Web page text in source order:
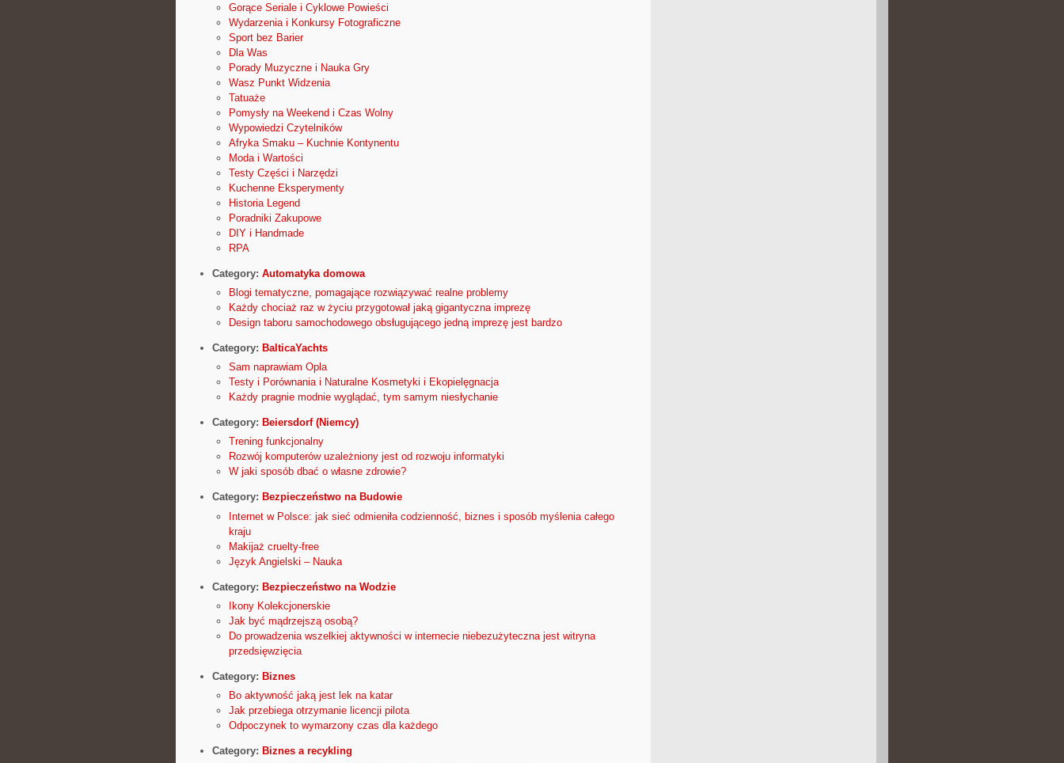
Gorące Seriale i Cyklowe Powieści
Wydarzenia i Konkursy Fotograficzne
Sport bez Barier
Dla Was
Porady Muzyczne i Nauka Gry
Wasz Punkt Widzenia
Tatuaże
Pomysły na Weekend i Czas Wolny
Wypowiedzi Czytelników
Afryka Smaku – Kuchnie Kontynentu
Moda i Wartości
Testy Części i Narzędzi
Kuchenne Eksperymenty
Historia Legend
Poradniki Zakupowe
DIY i Handmade
RPA
Category: Automatyka domowa
Blogi tematyczne, pomagające rozwiązywać realne problemy
Każdy chociaż raz w życiu przygotował jaką gigantyczna imprezę
Design taboru samochodowego obsługującego jedną imprezę jest bardzo
Category: BalticaYachts
Sam naprawiam Opla
Testy i Porównania i Naturalne Kosmetyki i Ekopielęgnacja
Każdy pragnie modnie wyglądać, tym samym niesłychanie
Category: Beiersdorf (Niemcy)
Trening funkcjonalny
Rozwój komputerów uzależniony jest od rozwoju informatyki
W jaki sposób dbać o własne zdrowie?
Category: Bezpieczeństwo na Budowie
Internet w Polsce: jak sieć odmieniła codzienność, biznes i sposób myślenia całego
kraju
Makijaż cruelty-free
Język Angielski – Nauka
Category: Bezpieczeństwo na Wodzie
Ikony Kolekcjonerskie
Jak być mądrzejszą osobą?
Do prowadzenia wszelkiej aktywności w internecie niebezużyteczna jest witryna
przedsięwzięcia
Category: Biznes
Bo aktywność jaką jest lek na katar
Jak przebiega otrzymanie licencji pilota
Odpoczynek to wymarzony czas dla każdego
Category: Biznes a recykling